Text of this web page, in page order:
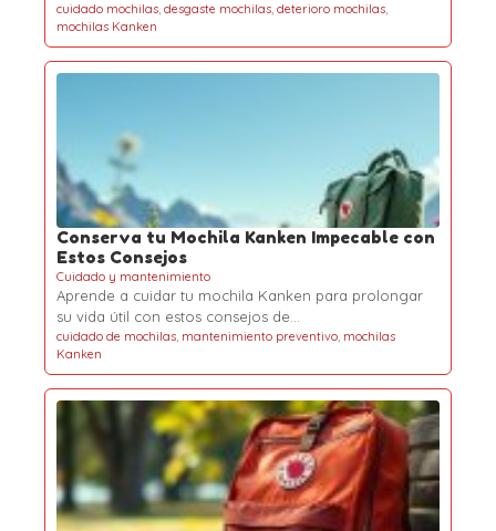
cuidado mochilas, desgaste mochilas, deterioro mochilas,
mochilas Kanken
Conserva tu Mochila Kanken Impecable con
Estos Consejos
Cuidado y mantenimiento
Aprende a cuidar tu mochila Kanken para prolongar
su vida útil con estos consejos de…
cuidado de mochilas, mantenimiento preventivo, mochilas
Kanken